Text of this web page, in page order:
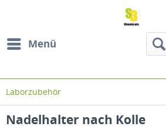
Menü
Laborzubehör
Nadelhalter nach Kolle